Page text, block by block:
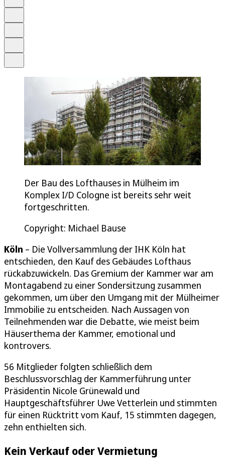
Der Bau des Lofthauses in Mülheim im
Komplex I/D Cologne ist bereits sehr weit
fortgeschritten.
Copyright: Michael Bause
Köln – Die Vollversammlung der IHK Köln hat
entschieden, den Kauf des Gebäudes Lofthaus
rückabzuwickeln. Das Gremium der Kammer war am
Montagabend zu einer Sondersitzung zusammen
gekommen, um über den Umgang mit der Mülheimer
Immobilie zu entscheiden. Nach Aussagen von
Teilnehmenden war die Debatte, wie meist beim
Häuserthema der Kammer, emotional und
kontrovers.
56 Mitglieder folgten schließlich dem
Beschlussvorschlag der Kammerführung unter
Präsidentin Nicole Grünewald und
Hauptgeschäftsführer Uwe Vetterlein und stimmten
für einen Rücktritt vom Kauf, 15 stimmten dagegen,
zehn enthielten sich.
Kein Verkauf oder Vermietung